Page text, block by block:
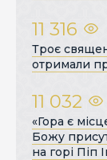
11 316
Троє
отримали
11 032
«Гора є
Божу
на горі Піп